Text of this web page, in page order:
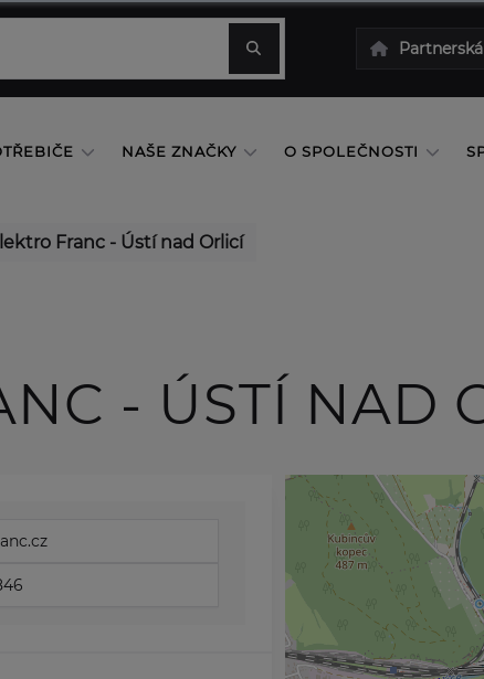
NAŠE ZNAČKY O SPOLEČNOSTI
Franc - Ústí nad Orlicí
- ÚSTÍ NAD